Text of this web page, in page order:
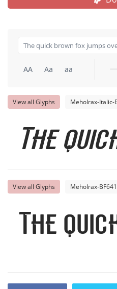
AA Aa aa
View all Glyphs Meholrax-Italic-
The
View all Glyphs Meholrax-
The